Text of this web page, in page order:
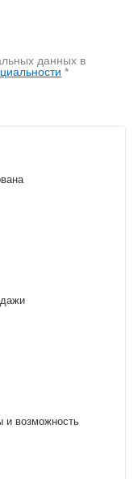
данных в
*
и возможность